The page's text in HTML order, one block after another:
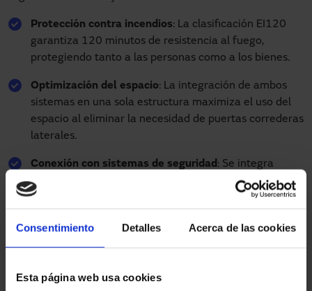
Consentimiento Detalles Acerca de las cookies
Esta página web usa cookies
Protección contra incendios: La clasificación EI120
garantiza 120 minutos de resistencia al fuego,
protegiendo tanto a las personas como a los bienes.
Optimización del espacio: La integración de ambos
sistemas en una sola estructura maximiza el uso del
espacio al eliminar la necesidad de puertas correderas
laterales.
Conexión con sistemas de seguridad : Se integra
fácilmente con sistemas de alarma y detección de
incendios, asegurando una activación automática en
Laspuertas rápidas para supermercados